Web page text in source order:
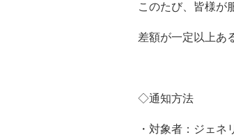
このたび、皆様が
差額が一定以上あ
◇通知方法
・対象者：ジェ